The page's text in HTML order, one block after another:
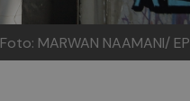
Foto: MARWAN NAAMANI/ EP